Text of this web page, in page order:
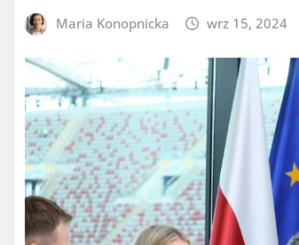
Maria Konopnicka wrz 15, 2024